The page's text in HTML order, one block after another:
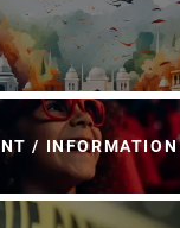
/ INFORMATION